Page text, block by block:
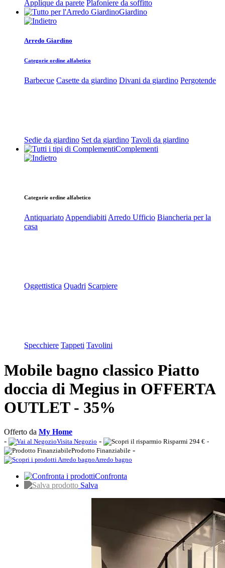
Applique da parete Plafoniere da soffitto
Giardino
Arredo Giardino
Categorie ordine alfabetico
Barbecue Casette da giardino Divani da giardino Pergotende
Sedie da giardino Set da giardino Tavoli da giardino
Complementi
Categorie ordine alfabetico
Antiquariato Appendiabiti Arredo Ufficio Biancheria per la
casa
Oggettistica Quadri Scarpiere
Specchiere Tappeti Tavolini
Mobile bagno classico Piatto
doccia di Megius in OFFERTA
OUTLET - 35%
Offerto da My Home
-
Visita Negozio - Risparmi 294 € -
Prodotto Finanziabile -
Arredo bagno
Confronta
Salva